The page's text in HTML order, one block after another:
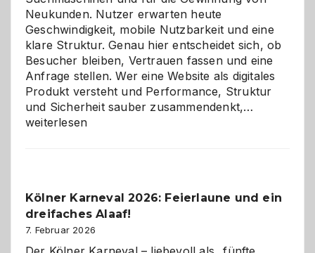
Neukunden. Nutzer erwarten heute
Geschwindigkeit, mobile Nutzbarkeit und eine
klare Struktur. Genau hier entscheidet sich, ob
Besucher bleiben, Vertrauen fassen und eine
Anfrage stellen. Wer eine Website als digitales
Produkt versteht und Performance, Struktur
und Sicherheit sauber zusammendenkt,…
geworden
weiterlesen
Kölner Karneval 2026: Feierlaune und ein
dreifaches Alaaf!
7. Februar 2026